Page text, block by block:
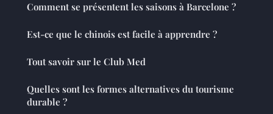
Comment se présentent les saisons à Barcelone ?
Est-ce que le chinois est facile à apprendre ?
Tout savoir sur le Club Med
Quelles sont les formes alternatives du tourisme
durable ?